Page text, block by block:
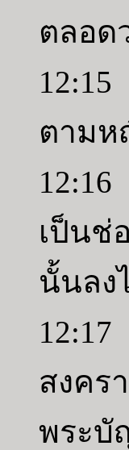
ตลอด
ตามห
เป็นช่
นั้นลง
สงคร
พระบั